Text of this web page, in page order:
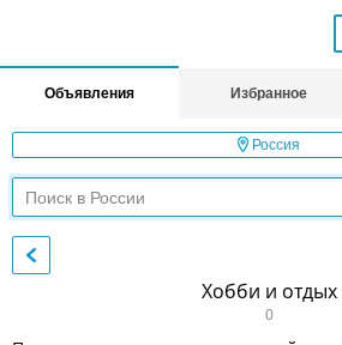
Объявления Избранное
Россия
Хобби и отдых
0